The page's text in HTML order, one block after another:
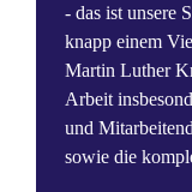
- das ist unsere
knapp einem
Martin Luther
Arbeit
und
sowie die